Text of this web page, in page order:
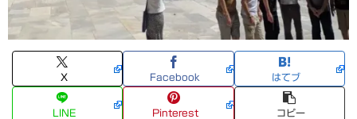
X Facebook はてブ
LINE Pinterest コピー